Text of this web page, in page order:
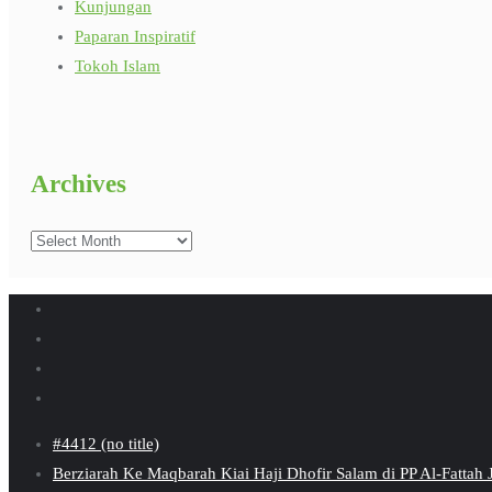
Kunjungan
Paparan Inspiratif
Tokoh Islam
Archives
Archives
#4412 (no title)
Berziarah Ke Maqbarah Kiai Haji Dhofir Salam di PP Al-Fattah